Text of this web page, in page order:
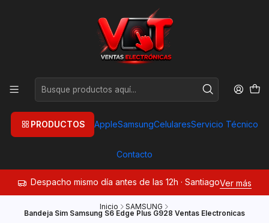
PRODUCTOS AppleSamsungCelularesServicio Técnico
Contacto
Despacho mismo día antes de las 12h · SantiagoVer más
Inicio SAMSUNG
Bandeja Sim Samsung S6 Edge Plus G928 Ventas Electronicas